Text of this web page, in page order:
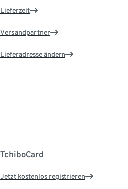
Lieferzeit
Versandpartner
Lieferadresse ändern
TchiboCard
Jetzt kostenlos registrieren